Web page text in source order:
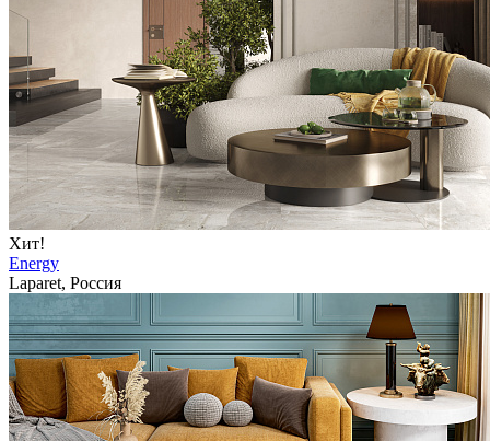
Хит!
Energy
Laparet, Россия